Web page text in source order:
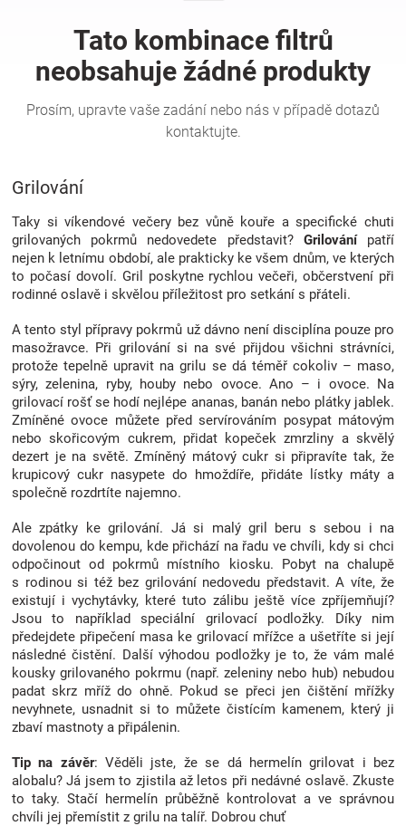
pro
děti
Těhotenské
oblečení
Novinky
Značky
Blog
Hračkářství
Přihlášení
Grilování
Taky si víkendové večery bez vůně kouře a specifické chuti
grilovaných pokrmů nedovedete představit? Grilovánípatří
nejen k letnímu období, ale prakticky ke všem dnům, ve kterých
to počasí dovolí. Gril poskytne rychlou večeři, občerstvení při
rodinné oslavě i skvělou příležitost pro setkání s přáteli.
A tento styl přípravy pokrmů už dávno není disciplína pouze pro
masožravce. Při grilování si na své přijdou všichni strávníci,
protože tepelně upravit na grilu se dá téměř cokoliv – maso,
sýry, zelenina, ryby, houby nebo ovoce. Ano – i ovoce. Na
grilovací rošť se hodí nejlépe ananas, banán nebo plátky jablek.
Zmíněné ovoce můžete před servírováním posypat mátovým
nebo skořicovým cukrem, přidat kopeček zmrzliny a skvělý
dezert je na světě. Zmíněný mátový cukr si připravíte tak, že
krupicový cukr nasypete do hmoždíře, přidáte lístky máty a
společně rozdrtíte najemno.
Ale zpátky ke grilování. Já si malý gril beru s sebou i na
dovolenou do kempu, kde přichází na řadu ve chvíli, kdy si chci
odpočinout od pokrmů místního kiosku. Pobyt na chalupě
s rodinou si též bez grilování nedovedu představit. A víte, že
existují i vychytávky, které tuto zálibu ještě více zpříjemňují?
Jsou to například speciální grilovací podložky. Díky nim
předejdete připečení masa ke grilovací mřížce a ušetříte si její
následné čistění. Další výhodou podložky je to, že vám malé
kousky grilovaného pokrmu (např. zeleniny nebo hub) nebudou
padat skrz mříž do ohně. Pokud se přeci jen čištění mřížky
nevyhnete, usnadnit si to můžete čistícím kamenem, který ji
zbaví mastnoty a připálenin.
Tip na závěr: Věděli jste, že se dá hermelín grilovat i bez
alobalu? Já jsem to zjistila až letos při nedávné oslavě. Zkuste
to taky. Stačí hermelín průběžně kontrolovat a ve správnou
chvíli jej přemístit z grilu na talíř. Dobrou chuť